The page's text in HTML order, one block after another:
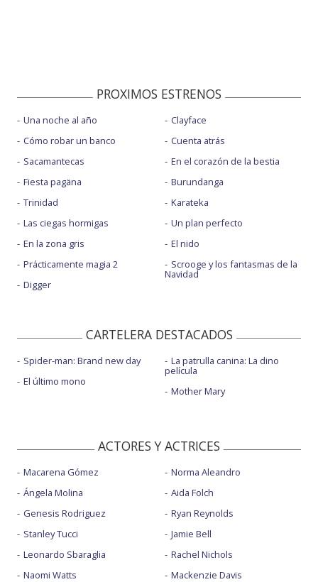
PROXIMOS ESTRENOS
Una noche al año
Cómo robar un banco
Sacamantecas
Fiesta pagäna
Trinidad
Las ciegas hormigas
En la zona gris
Prácticamente magia 2
Digger
Clayface
Cuenta atrás
En el corazón de la bestia
Burundanga
Karateka
Un plan perfecto
El nido
Scrooge y los fantasmas de la
Navidad
CARTELERA DESTACADOS
Spider-man: Brand new day
El último mono
La patrulla canina: La dino
película
Mother Mary
ACTORES Y ACTRICES
Macarena Gómez
Ángela Molina
Genesis Rodriguez
Stanley Tucci
Leonardo Sbaraglia
Naomi Watts
Norma Aleandro
Aida Folch
Ryan Reynolds
Jamie Bell
Rachel Nichols
Mackenzie Davis